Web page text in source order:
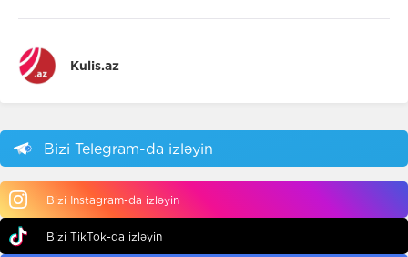
Kulis.az
Bizi Telegram-da izləyin
Bizi Instagram-da izləyin
Bizi TikTok-da izləyin